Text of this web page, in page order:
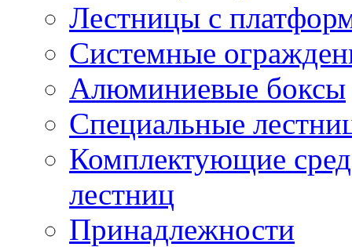
Лестницы с
Системные
Алюминиевые боксы
Специальные
Комплектующие
лестниц
Принадлежности